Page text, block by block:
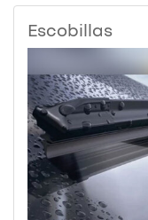
Escobillas